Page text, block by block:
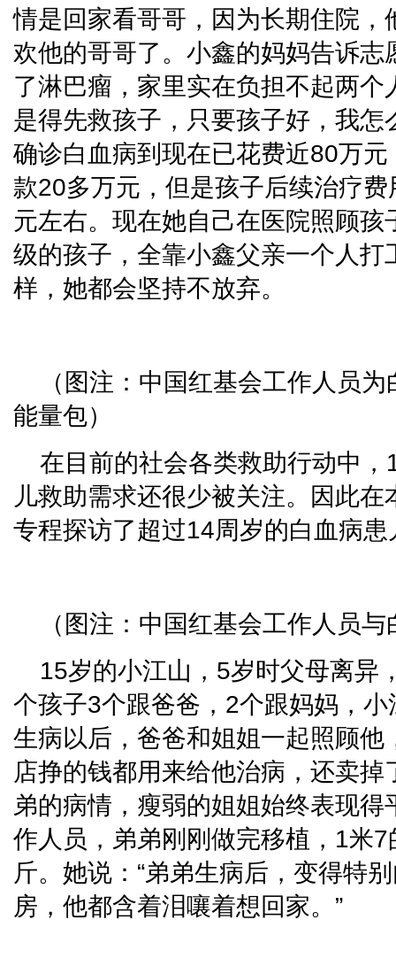
情是回家看哥哥，因为长期住院，
欢他的哥哥了。小鑫的妈妈告诉志
了淋巴瘤，家里实在负担不起两个
是得先救孩子，只要孩子好，我怎
确诊白血病到现在已花费近80万
款20多万元，但是孩子后续治疗
元左右。现在她自己在医院照顾孩
级的孩子，全靠小鑫父亲一个人打
样，她都会坚持不放弃。
（图注：中国红基会工作人员
能量包）
在目前的社会各类救助行动中
儿救助需求还很少被关注。因此
专程探访了超过14周岁的白血病患
（图注：中国红基会工作人员
15岁的小江山，5岁时父母离异
个孩子3个跟爸爸，2个跟妈妈，
生病以后，爸爸和姐姐一起照顾他
店挣的钱都用来给他治病，还卖
弟的病情，瘦弱的姐姐始终表现
作人员，弟弟刚刚做完移植，1米
斤。她说：“弟弟生病后，变得特
房，他都含着泪嚷着想回家。”